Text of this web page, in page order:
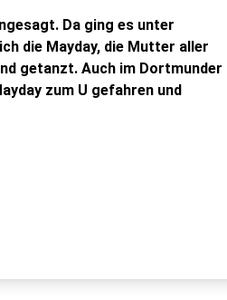
Da ging es unter
die Mayday, die Mutter aller
getanzt. Auch im Dortmunder
zum U gefahren und